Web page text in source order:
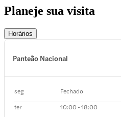
Planeje sua visita
Horários
Panteão Nacional
seg
Fechado
ter
10:00 - 18:00